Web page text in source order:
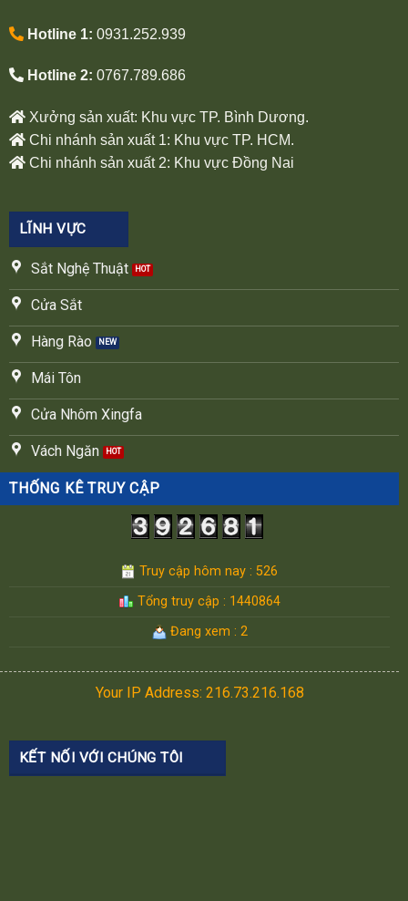
Hotline 1: 0931.252.939
Hotline 2: 0767.789.686
Xưởng sản xuất: Khu vực TP. Bình Dương.
Chi nhánh sản xuất 1: Khu vực TP. HCM.
Chi nhánh sản xuất 2: Khu vực Đồng Nai
LĨNH VỰC
Sắt Nghệ Thuật
Cửa Sắt
Hàng Rào
Mái Tôn
Cửa Nhôm Xingfa
Vách Ngăn
THỐNG KÊ TRUY CẬP
Truy cập hôm nay : 526
Tổng truy cập : 1440864
Đang xem : 2
Your IP Address: 216.73.216.168
KẾT NỐI VỚI CHÚNG TÔI